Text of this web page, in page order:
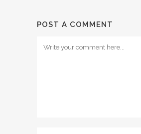
POST A COMMENT